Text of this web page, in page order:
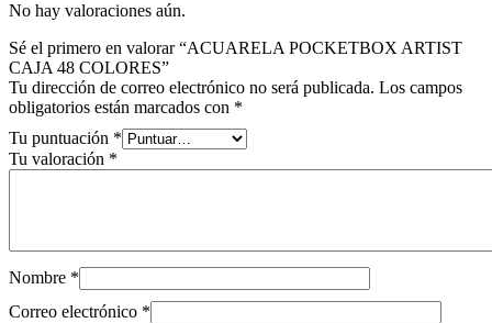
No hay valoraciones aún.
Sé el primero en valorar “ACUARELA POCKETBOX ARTIST
CAJA 48 COLORES”
Tu dirección de correo electrónico no será publicada. Los campos
obligatorios están marcados con *
Tu puntuación *
Tu valoración *
Nombre *
Correo electrónico *